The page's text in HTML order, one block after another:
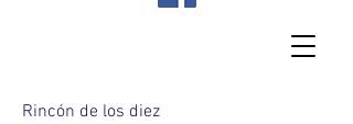
Rincón de los diez